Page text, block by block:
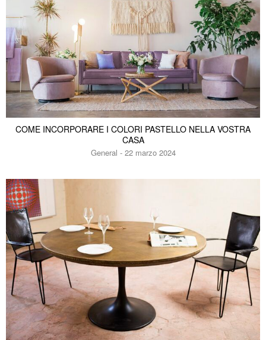
COME INCORPORARE I COLORI PASTELLO NELLA VOSTRA
CASA
General - 22 marzo 2024